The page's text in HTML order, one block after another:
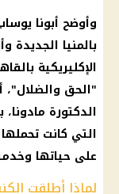
وأوضح أبونا
بالمنيا الجديدة
الإكليريكية
"الحق
الدكتورة
التي كانت
على حياتها
لماذا أطلقت